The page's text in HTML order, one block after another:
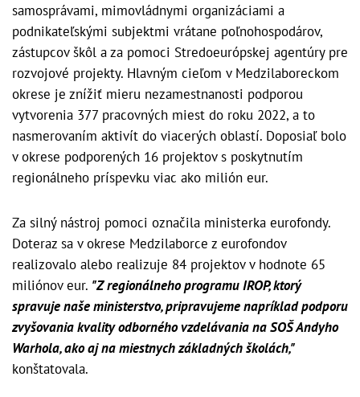
samosprávami, mimovládnymi organizáciami a
podnikateľskými subjektmi vrátane poľnohospodárov,
zástupcov škôl a za pomoci Stredoeurópskej agentúry pre
rozvojové projekty. Hlavným cieľom v Medzilaboreckom
okrese je znížiť mieru nezamestnanosti podporou
vytvorenia 377 pracovných miest do roku 2022, a to
nasmerovaním aktivít do viacerých oblastí. Doposiaľ bolo
v okrese podporených 16 projektov s poskytnutím
regionálneho príspevku viac ako milión eur.
Za silný nástroj pomoci označila ministerka eurofondy.
Doteraz sa v okrese Medzilaborce z eurofondov
realizovalo alebo realizuje 84 projektov v hodnote 65
miliónov eur. "Z regionálneho programu IROP, ktorý
spravuje naše ministerstvo, pripravujeme napríklad podporu
zvyšovania kvality odborného vzdelávania na SOŠ Andyho
Warhola, ako aj na miestnych základných školách,"
konštatovala.